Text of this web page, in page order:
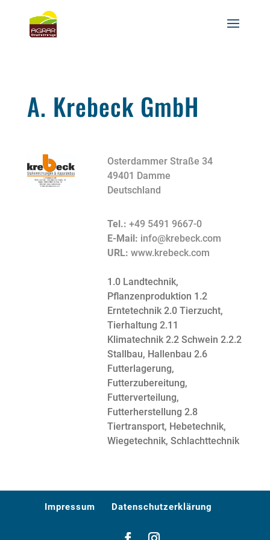
A. Krebeck GmbH
Osterdammer Straße 34
49401 Damme
Deutschland
Tel.:+49 5491 9667-0
E-Mail: info@krebeck.com
URL:www.krebeck.com
1.0 Landtechnik,
Pflanzenproduktion 1.2
Erntetechnik 2.0 Tierzucht,
Tierhaltung 2.11
Klimatechnik 2.2 Schwein 2.2.2
Stallbau, Hallenbau 2.6
Futterlagerung,
Futterzubereitung,
Futterverteilung,
Futterherstellung 2.8
Tiertransport, Hebetechnik,
Wiegetechnik, Schlachttechnik
Impressum Datenschutzerklärung